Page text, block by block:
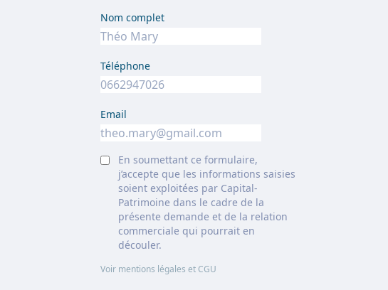
Nom complet
Téléphone
Email
En soumettant ce formulaire,
j’accepte que les informations saisies
soient exploitées par Capital-
Patrimoine dans le cadre de la
présente demande et de la relation
commerciale qui pourrait en
découler.
Voir mentions légales et CGU